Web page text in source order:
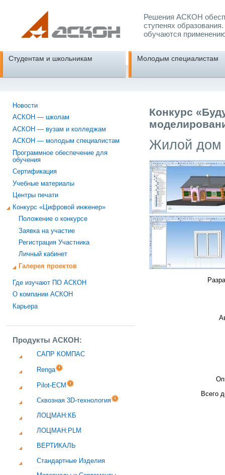
Решения АСКОН
ступенях
обучаются
Студентам и школьникам Молодым специалистам
Новости
АСКОН — школам
АСКОН — вузам и колледжам
АСКОН — молодым специалистам
Программное обеспечение для
обучения
Сертификация
Учебные материалы
Центры печати
Конкурс «Цифровой инженер»
Положение о конкурсе
Заявка на участие
Регистрация Участника
Личный кабинет
Галерея проектов
Где изучают ПО АСКОН
О компании АСКОН
Карьера
Продукты АСКОН:
САПР КОМПАС
Renga
Pilot-ECM
Сквозная 3D-технология
ЛОЦМАН:КБ
ЛОЦМАН:PLM
ВЕРТИКАЛЬ
Стандартные Изделия
Конкурс
Жилой дом
Всего